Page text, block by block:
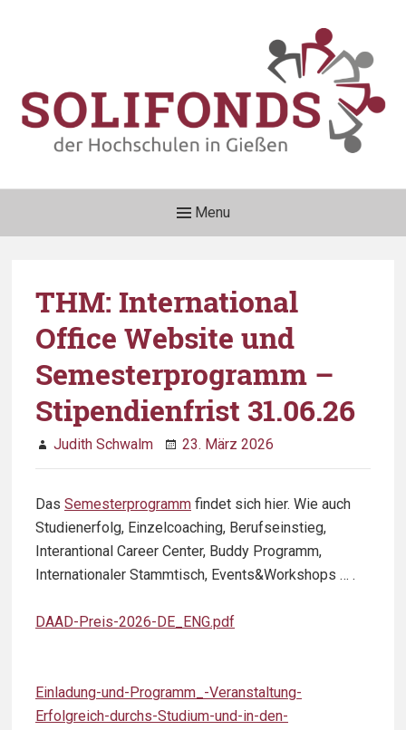
Solifonds der Hochschulen
Gießen
Navigation
Menu
THM: International
Office Website und
Semesterprogramm –
Stipendienfrist 31.06.26
Judith Schwalm 23. März 2026
Das Semesterprogramm findet sich hier. Wie auch
Studienerfolg, Einzelcoaching, Berufseinstieg,
Interantional Career Center, Buddy Programm,
Internationaler Stammtisch, Events&Workshops … .
DAAD-Preis-2026-DE_ENG.pdf
Einladung-und-Programm_-Veranstaltung-
Erfolgreich-durchs-Studium-und-in-den-